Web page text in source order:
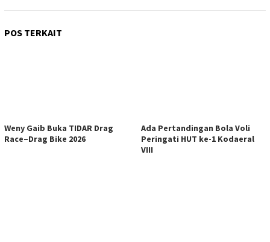
POS TERKAIT
Weny Gaib Buka TIDAR Drag
Race–Drag Bike 2026
Ada Pertandingan Bola Voli
Peringati HUT ke-1 Kodaeral
VIII